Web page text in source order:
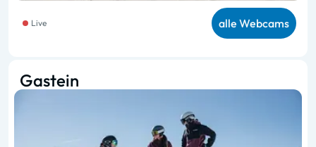
Live alle Webcams
Gastein